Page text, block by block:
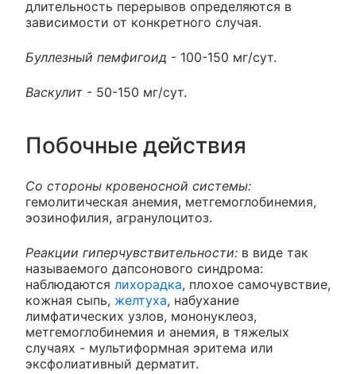
длительность перерывов определяются в
зависимости от конкретного случая.
Буллезный пемфигоид - 100-150 мг/сут.
Васкулит - 50-150 мг/сут.
Побочные действия
Со стороны кровеносной системы:
гемолитическая анемия, метгемоглобинемия,
эозинофилия, агранулоцитоз.
Реакции гиперчувствительности: в виде так
называемого дапсонового синдрома:
наблюдаются лихорадка, плохое самочувствие,
кожная сыпь, желтуха, набухание
лимфатических узлов, мононуклеоз,
метгемоглобинемия и анемия, в тяжелых
случаях - мультиформная эритема или
эксфолиативный дерматит.